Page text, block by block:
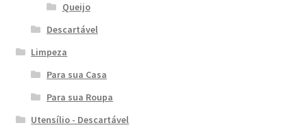
Queijo
Descartável
Limpeza
Para sua Casa
Para sua Roupa
Utensílio - Descartável